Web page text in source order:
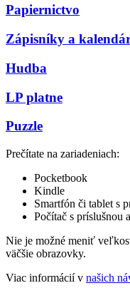
Papiernictvo
Zápisníky a
Hudba
LP platne
Puzzle
Prečítate na zariadeniach:
Pocketbook
Kindle
Smartfón či tablet s
Počítač s príslušnou
Nie je možné meniť
väčšie obrazovky.
Viac informácií v našich